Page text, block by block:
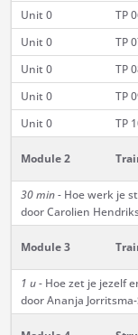
Unit 0
TP
Unit 0
TP
Unit 0
TP
Unit 0
TP
Unit 0
TP
Module 2
30 min -Hoe werk je
door Carolien
Module 3
1 u -Hoe zet je jezelf
door Ananja